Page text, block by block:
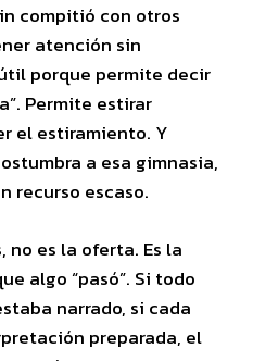
compitió con otros
atención sin
porque permite decir
Permite estirar
el estiramiento. Y
a esa gimnasia,
recurso escaso.
no es la oferta. Es la
algo “pasó”. Si todo
narrado, si cada
preparada, el